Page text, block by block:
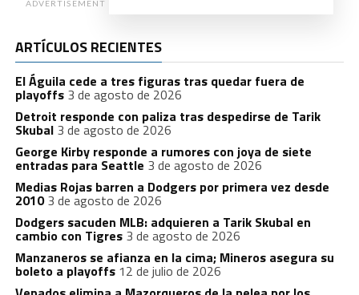
ADVERTISEMENT
ARTÍCULOS RECIENTES
El Águila cede a tres figuras tras quedar fuera de
playoffs 3 de agosto de 2026
Detroit responde con paliza tras despedirse de Tarik
Skubal 3 de agosto de 2026
George Kirby responde a rumores con joya de siete
entradas para Seattle 3 de agosto de 2026
Medias Rojas barren a Dodgers por primera vez desde
2010 3 de agosto de 2026
Dodgers sacuden MLB: adquieren a Tarik Skubal en
cambio con Tigres 3 de agosto de 2026
Manzaneros se afianza en la cima; Mineros asegura su
boleto a playoffs 12 de julio de 2026